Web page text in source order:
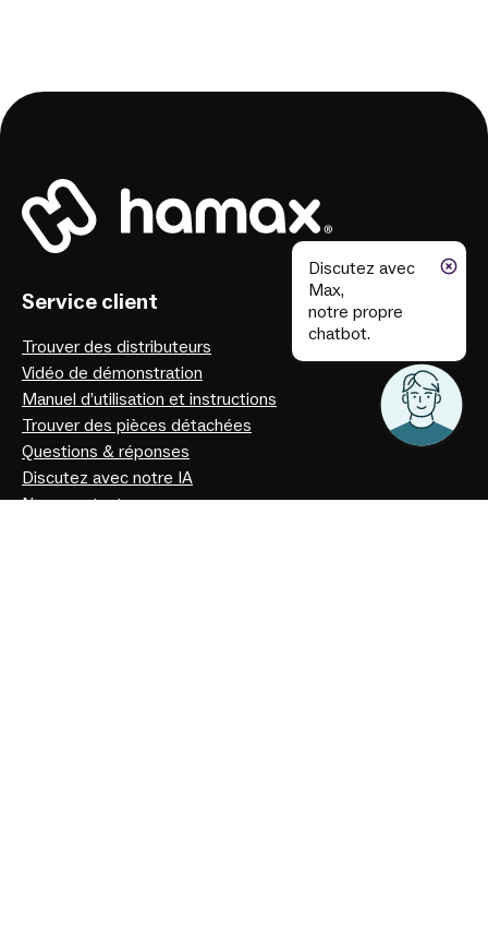
Discutez avec
Max,
notre propre
chatbot.
Service client
Trouver des distributeurs
Vidéo de démonstration
Manuel d’utilisation et instructions
Trouver des pièces détachées
Questions & réponses
Discutez avec notre IA
Nous contacter